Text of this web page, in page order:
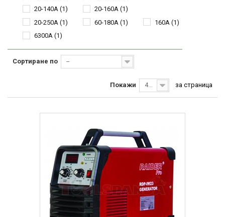
20-140A (1) 20-160A (1)
20-250A (1) 60-180A (1) 160А (1)
6300A (1)
Сортиране по --
Покажи за страница